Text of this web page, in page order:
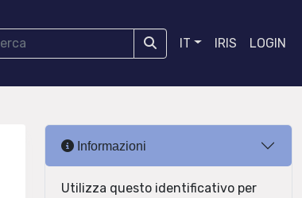
IT IRIS LOGIN
Informazioni
Utilizza questo identificativo per